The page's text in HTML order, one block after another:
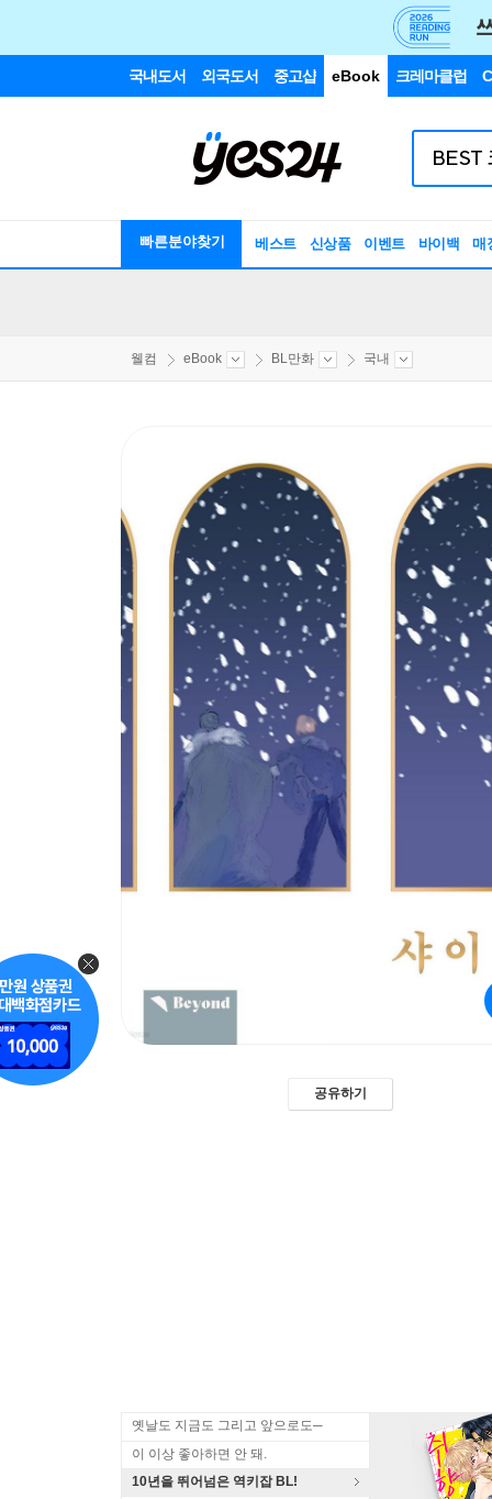
국내도서 외국도서 중고샵 eBook 크레마클럽
빠른분야찾기 베스트 신상품 이벤트 바이백 매
웰컴 eBook BL만화 국내
공유하기
옛날도 지금도 그리고 앞으로도─
이 이상 좋아하면 안 돼.
10년을 뛰어넘은 역키잡 BL!